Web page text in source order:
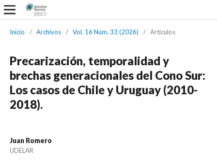
Inicio / Archivos / Vol. 16 Núm. 33 (2026) / Artículos
Precarización, temporalidad y
brechas generacionales del Cono Sur:
Los casos de Chile y Uruguay (2010-
2018).
Juan Romero
UDELAR